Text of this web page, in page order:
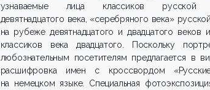
узнаваемые лица классиков русской
девятнадцатого века, «серебряного века»
на рубеже девятнадцатого и двадцатого веков
классиков века двадцатого. Поскольку
любознательным посетителям предлагается в
расшифровка имен с кроссвордом
на немецком языке. Специальная